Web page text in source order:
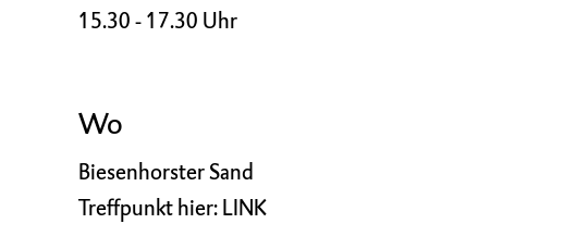
15.30 - 17.30 Uhr
Wo
Biesenhorster Sand
Treffpunkt hier: LINK